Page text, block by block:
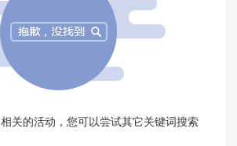
关的活动，您可以尝试其它关键词搜索